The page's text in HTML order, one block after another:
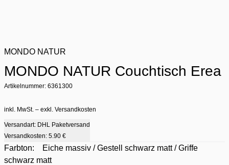
MONDO NATUR
MONDO NATUR Couchtisch Erea
Artikelnummer: 6361300
inkl. MwSt. – exkl. Versandkosten
Versandart: DHL Paketversand
Versandkosten: 5.90 €
Farbton:
Eiche massiv / Gestell schwarz matt / Griffe
schwarz matt